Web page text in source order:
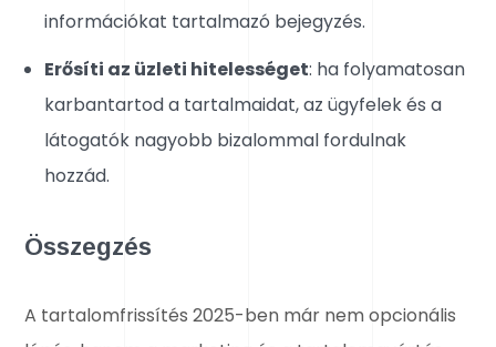
információkat tartalmazó bejegyzés.
Erősíti az üzleti hitelességet: ha folyamatosan
karbantartod a tartalmaidat, az ügyfelek és a
látogatók nagyobb bizalommal fordulnak
hozzád.
Összegzés
A tartalomfrissítés 2025-ben már nem opcionális